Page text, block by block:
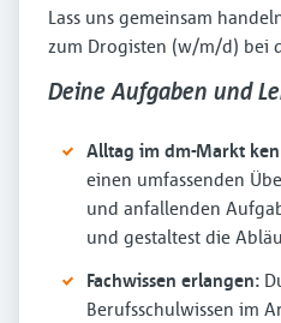
Lass uns gemeinsam
zum Drogisten (w/m/d) bei
Deine Aufgaben und
Alltag im dm-Markt
einen umfassenden
und anfallenden
und gestaltest die
Fachwissen erlangen:
Berufsschulwissen im